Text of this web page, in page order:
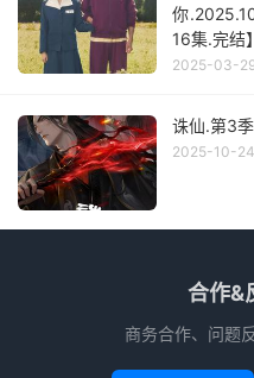
你
16集.完结】
2025-03-
诛仙.第3
2025-10-24
合作&
商务合作、问题